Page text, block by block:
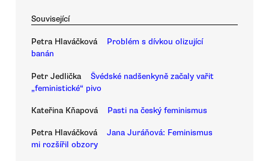
Související
Petra Hlaváčková
Problém s dívkou olizující
banán
Petr Jedlička
Švédské nadšenkyně začaly vařit
„feministické“ pivo
Kateřina Kňapová Pasti na český feminismus
Petra Hlaváčková
Jana Juráňová: Feminismus
mi rozšířil obzory